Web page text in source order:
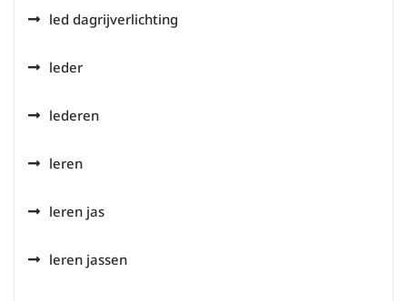
led dagrijverlichting
leder
lederen
leren
leren jas
leren jassen